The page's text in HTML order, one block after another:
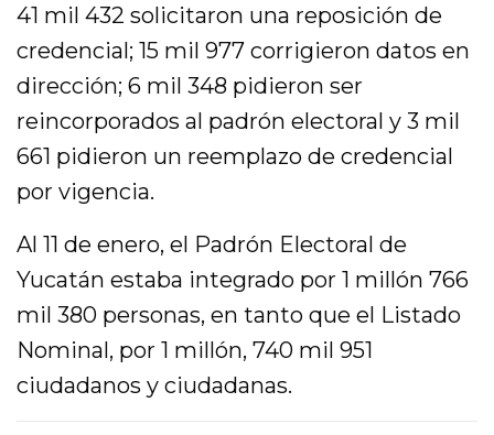
41 mil 432 solicitaron una reposición de
credencial; 15 mil 977 corrigieron datos en
dirección; 6 mil 348 pidieron ser
reincorporados al padrón electoral y 3 mil
661 pidieron un reemplazo de credencial
por vigencia.
Al 11 de enero, el Padrón Electoral de
Yucatán estaba integrado por 1 millón 766
mil 380 personas, en tanto que el Listado
Nominal, por 1 millón, 740 mil 951
ciudadanos y ciudadanas.